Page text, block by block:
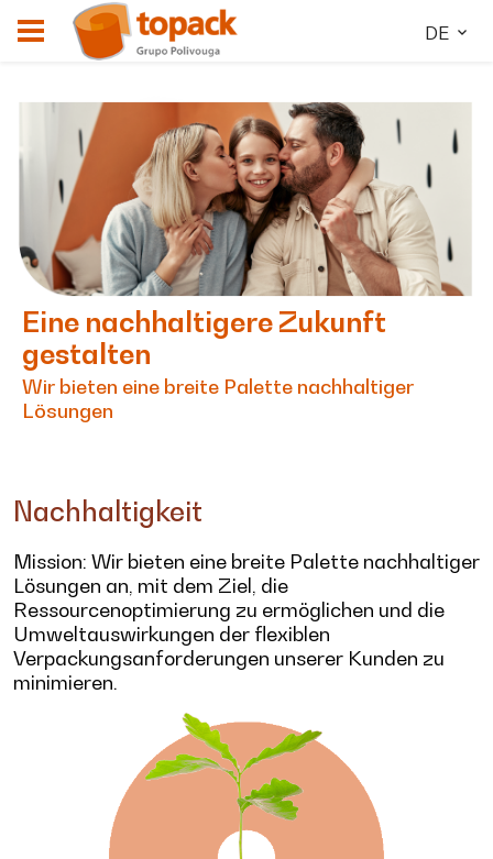
DE
Eine nachhaltigere Zukunft
gestalten
Wir bieten eine breite Palette nachhaltiger
Lösungen
Nachhaltigkeit
Mission: Wir bieten eine breite Palette nachhaltiger
Lösungen an, mit dem Ziel, die
Ressourcenoptimierung zu ermöglichen und die
Umweltauswirkungen der flexiblen
Verpackungsanforderungen unserer Kunden zu
minimieren.